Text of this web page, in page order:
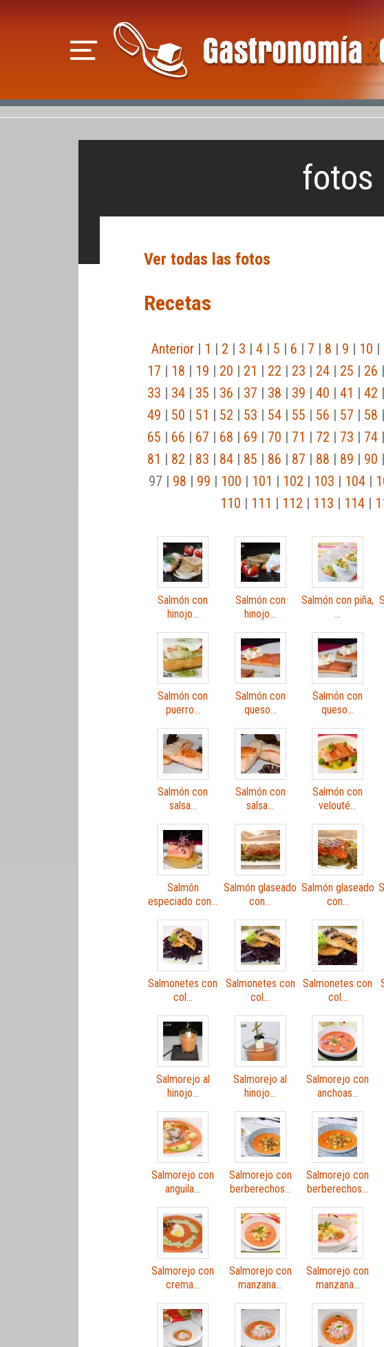
fotos
Ver todas las fotos
Recetas
Anterior | 1 | 2 | 3 | 4 | 5 | 6 | 7 | 8 | 9 | 10 |
17 | 18 | 19 | 20 | 21 | 22 | 23 | 24| 25 | 26 |
33 | 34| 35 | 36 | 37 | 38 | 39 | 40 | 41 | 42 |
49 | 50 | 51 | 52 | 53 | 54| 55 | 56 | 57 | 58 |
65 | 66 | 67 | 68 | 69 | 70 | 71 | 72 | 73 | 74|
81 | 82 | 83 | 84| 85 | 86 | 87 | 88 | 89 | 90 |
97 | 98 | 99 | 100 | 101 | 102 | 103 | 104 |
110 | 111 | 112 | 113 | 114|
Salmón con
hinojo…
Salmón con
hinojo…
Salmón con piña,
…
Salmón con
puerro…
Salmón con
queso…
Salmón con
queso…
Salmón con
salsa…
Salmón con
salsa…
Salmón con
velouté…
Salmón
especiado con…
Salmón glaseado
con…
Salmón glaseado
con…
Salmonetes con
col…
Salmonetes con
col…
Salmonetes con
col…
Salmorejo al
hinojo…
Salmorejo al
hinojo…
Salmorejo con
anchoas…
Salmorejo con
anguila…
Salmorejo con
berberechos…
Salmorejo con
berberechos…
Salmorejo con
crema…
Salmorejo con
manzana…
Salmorejo con
manzana…